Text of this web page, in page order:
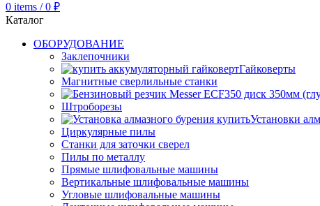
0 items / 0 ₽
Каталог
ОБОРУДОВАНИЕ
Заклепочники
Гайковерты
Магнитные сверлильные станки
Штроборезы
Установки
Циркулярные пилы
Станки для заточки сверел
Пилы по металлу
Прямые шлифовальные машины
Вертикальные шлифовальные машины
Угловые шлифовальные машины